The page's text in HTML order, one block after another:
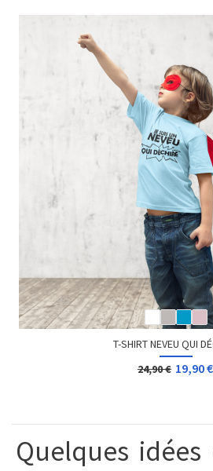
T-SHIRT NEVEU QUI
24,90 € 19,90 €
Quelques idées